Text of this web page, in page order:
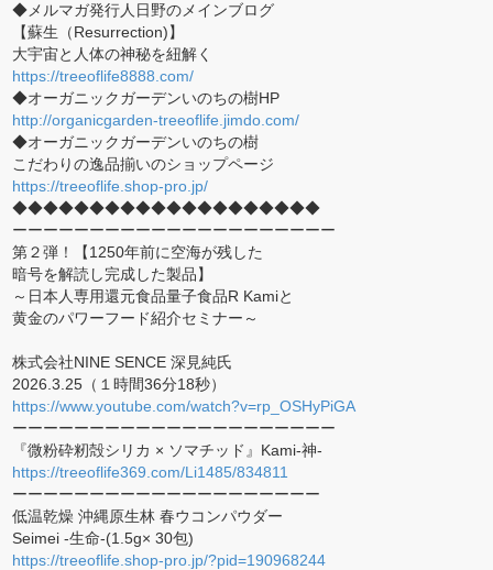
◆メルマガ発行人日野のメインブログ
【蘇生（Resurrection)】
大宇宙と人体の神秘を紐解く
https://treeoflife8888.com/
◆オーガニックガーデンいのちの樹HP
http://organicgarden-treeoflife.jimdo.com/
◆オーガニックガーデンいのちの樹
こだわりの逸品揃いのショップページ
https://treeoflife.shop-pro.jp/
◆◆◆◆◆◆◆◆◆◆◆◆◆◆◆◆◆◆◆◆
ーーーーーーーーーーーーーーーーーーーーー
第２弾！【1250年前に空海が残した
暗号を解読し完成した製品】
～日本人専用還元食品量子食品R Kamiと
黄金のパワーフード紹介セミナー～
株式会社NINE SENCE 深見純氏
2026.3.25（１時間36分18秒）
https://www.youtube.com/watch?v=rp_OSHyPiGA
ーーーーーーーーーーーーーーーーーーーーー
『微粉砕籾殻シリカ × ソマチッド』Kami-神-
https://treeoflife369.com/Li1485/834811
ーーーーーーーーーーーーーーーーーーーー
低温乾燥 沖縄原生林 春ウコンパウダー
Seimei -生命-(1.5g× 30包)
https://treeoflife.shop-pro.jp/?pid=190968244